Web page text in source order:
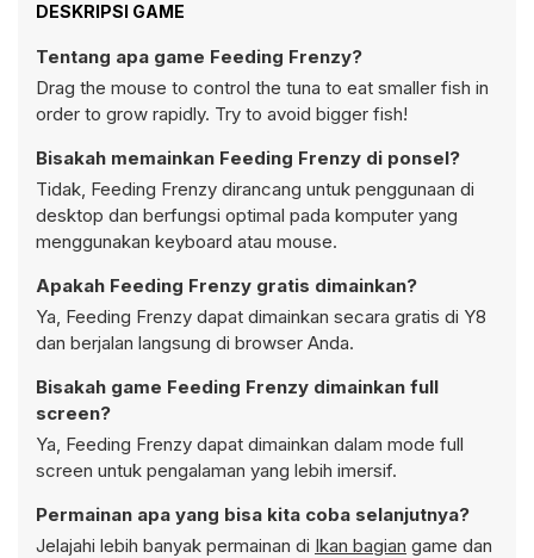
DESKRIPSI GAME
Tentang apa game Feeding Frenzy?
Drag the mouse to control the tuna to eat smaller fish in
order to grow rapidly. Try to avoid bigger fish!
Bisakah memainkan Feeding Frenzy di ponsel?
Tidak, Feeding Frenzy dirancang untuk penggunaan di
desktop dan berfungsi optimal pada komputer yang
menggunakan keyboard atau mouse.
Apakah Feeding Frenzy gratis dimainkan?
Ya, Feeding Frenzy dapat dimainkan secara gratis di Y8
dan berjalan langsung di browser Anda.
Bisakah game Feeding Frenzy dimainkan full
screen?
Ya, Feeding Frenzy dapat dimainkan dalam mode full
screen untuk pengalaman yang lebih imersif.
Permainan apa yang bisa kita coba selanjutnya?
Jelajahi lebih banyak permainan di Ikan bagian game dan